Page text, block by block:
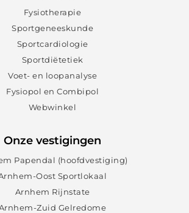
Fysiotherapie
Sportgeneeskunde
Sportcardiologie
Sportdiëtetiek
Voet- en loopanalyse
Fysiopol en Combipol
Webwinkel
Onze vestigingen
Papendal (hoofdvestiging)
Oost Sportlokaal
Arnhem Rijnstate
Zuid Gelredome